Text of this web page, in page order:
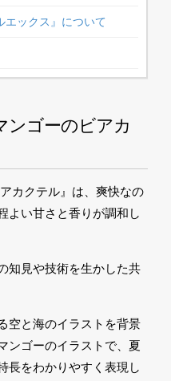
エックス』について
ンゴーのビアカ
カクテル』は、爽快なの
よい甘さと香りが調和し
知見や技術を生かした共
空と海のイラストを背景
ンゴーのイラストで、夏
長をわかりやすく表現し